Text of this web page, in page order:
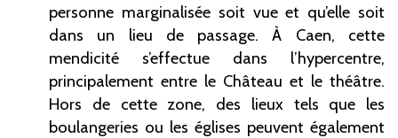
personne marginalisée soit vue et qu’elle soit
dans un lieu de passage. À Caen, cette
mendicité s’effectue dans l’hypercentre,
principalement entre le Château et le théâtre.
Hors de cette zone, des lieux tels que les
boulangeries ou les églises peuvent également